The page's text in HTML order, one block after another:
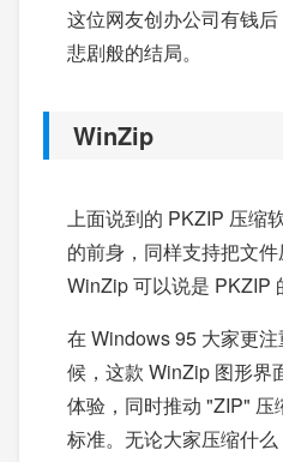
这位网友创办公司有钱
悲剧般的结局。
WinZip
上面说到的 PKZIP 压缩
的前身，同样支持把文
WinZip 可以说是 PKZIP
在 Windows 95 大家更
候，这款 WinZip 图形界
体验，同时推动 "ZIP"
标准。无论大家压缩什么